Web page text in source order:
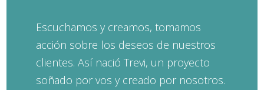
Escuchamos y creamos, tomamos
acción sobre los deseos de nuestros
clientes. Así nació Trevi, un proyecto
soñado por vos y creado por nosotros.